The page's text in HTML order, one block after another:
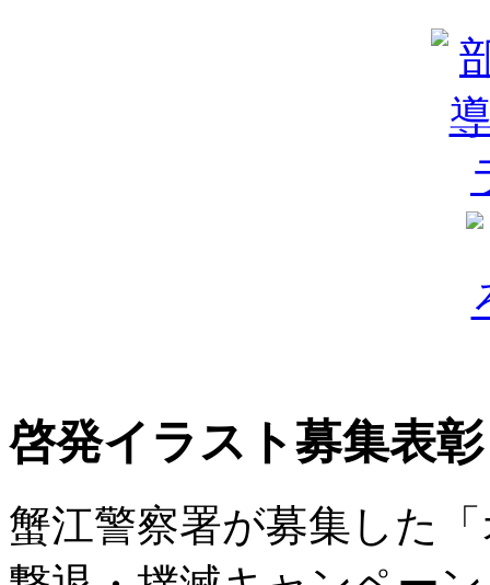
啓発イラスト募集表
蟹江警察署が募集した